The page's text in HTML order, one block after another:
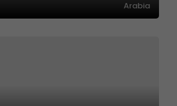
Arabia